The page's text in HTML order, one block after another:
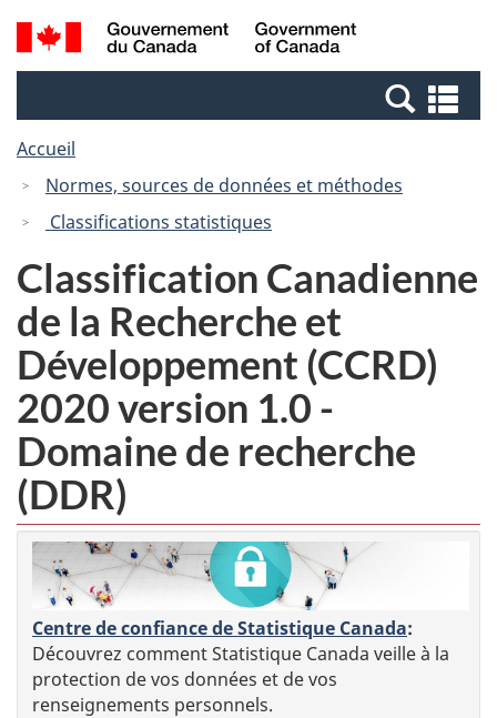
Passer
au
Passer
à
Canada
Recherche
et
et
Accueil
Normes, sources de données et méthodes
Classifications statistiques
Classification Canadienne
de la Recherche et
Développement (CCRD)
2020 version 1.0 -
Domaine de recherche
(DDR)
Centre de confiance de Statistique Canada:
Découvrez comment Statistique Canada veille à la
protection de vos données et de vos
renseignements personnels.